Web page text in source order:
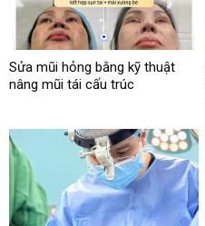
Sửa mũi hỏng bằng kỹ thuật
nâng mũi tái cấu trúc